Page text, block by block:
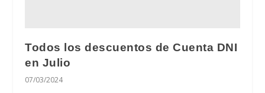
Todos los descuentos de Cuenta DNI
en Julio
07/03/2024